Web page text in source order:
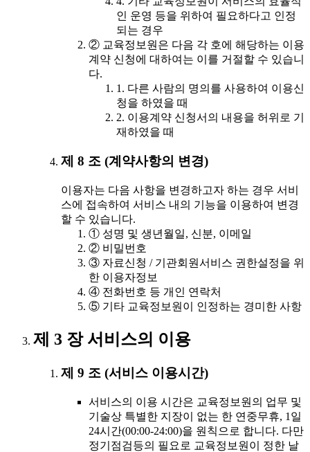
인 운영 등을 위하여 필요하다고 인정
되는 경우
② 교육정보원은 다음 각 호에 해당하는 이용
계약 신청에 대하여는 이를 거절할 수 있습니
다.
1. 다른 사람의 명의를 사용하여 이용신
청을 하였을 때
2. 이용계약 신청서의 내용을 허위로 기
재하였을 때
제 8 조 (계약사항의 변경)
이용자는 다음 사항을 변경하고자 하는 경우 서비
스에 접속하여 서비스 내의 기능을 이용하여 변경
할 수 있습니다.
① 성명 및 생년월일, 신분, 이메일
② 비밀번호
③ 자료신청 / 기관회원서비스 권한설정을 위
한 이용자정보
④ 전화번호 등 개인 연락처
⑤ 기타 교육정보원이 인정하는 경미한 사항
제 3 장 서비스의 이용
제 9 조 (서비스 이용시간)
서비스의 이용 시간은 교육정보원의 업무 및
기술상 특별한 지장이 없는 한 연중무휴, 1일
24시간(00:00-24:00)을 원칙으로 합니다. 다만
정기점검등의 필요로 교육정보원이 정한 날